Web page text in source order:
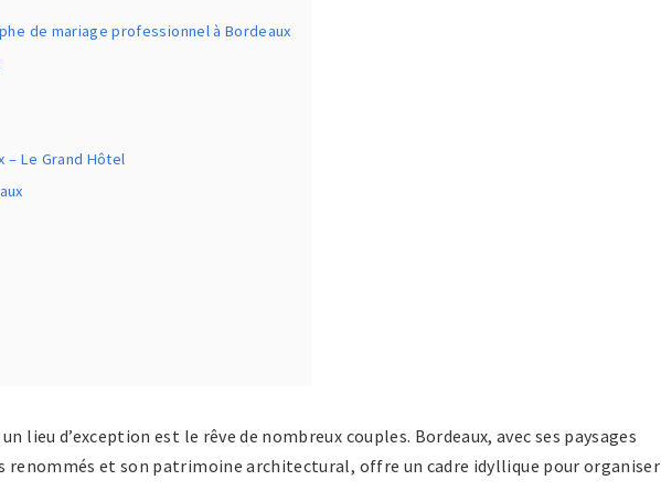
de mariage professionnel à Bordeaux
– Le Grand Hôtel
lieu d’exception est le rêve de nombreux couples. Bordeaux, avec ses paysages
renommés et son patrimoine architectural, offre un cadre idyllique pour organiser